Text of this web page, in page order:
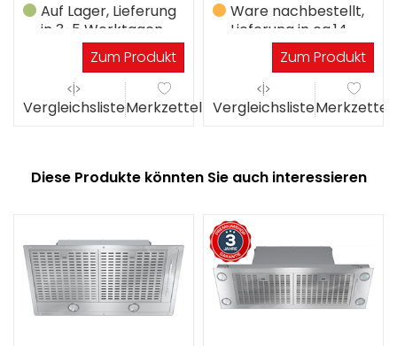
Auf Lager, Lieferung
in 3-5 Werktagen
Zum Produkt
VergleichslisteMerkzettel
Ware nachbestellt,
Lieferung in ca.14
WerktagenZum Produkt
VergleichslisteMerkzettel
Diese Produkte könnten Sie auch interessieren